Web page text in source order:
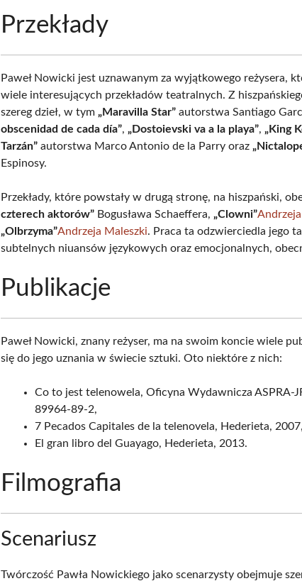
Przekłady
Paweł Nowicki jest uznawanym za wyjątkowego reżysera,
wiele interesujących przekładów teatralnych. Z
szereg dzieł, w tym„Maravilla Star” autorstwa Santiago
obscenidad de cada día”,„Dostoievski va a la playa”,„King
Tarzán” autorstwa Marco Antonio de la Parry oraz
Espinosy.
Przekłady, które powstały w drugą stronę, na hiszpański,
czterech aktorów” Bogusława Schaeffera,„Clowni”
„Olbrzyma”Andrzeja Maleszki. Praca ta odzwierciedla jego
subtelnych niuansów językowych oraz emocjonalnych,
Publikacje
Paweł Nowicki, znany reżyser, ma na swoim koncie wiele
się do jego uznania w świecie sztuki. Oto niektóre z nich:
Co to jest telenowela, Oficyna Wydawnicza ASPRA-
89964-89-2,
7 Pecados Capitales de la telenovela, Hederieta, 2007,
El gran libro del Guayago, Hederieta, 2013.
Filmografia
Scenariusz
Twórczość Pawła Nowickiego jako scenarzysty obejmuje